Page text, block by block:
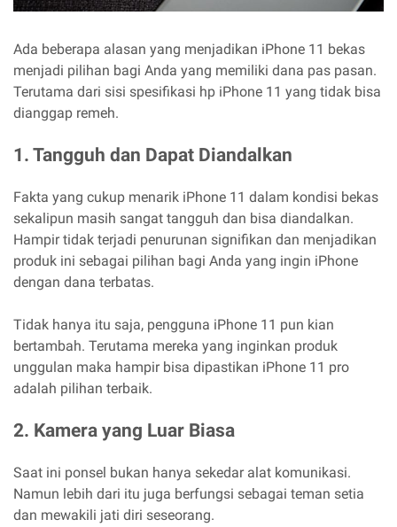
Ada beberapa alasan yang menjadikan iPhone 11 bekas
menjadi pilihan bagi Anda yang memiliki dana pas pasan.
Terutama dari sisi spesifikasi hp iPhone 11 yang tidak bisa
dianggap remeh.
1. Tangguh dan Dapat Diandalkan
Fakta yang cukup menarik iPhone 11 dalam kondisi bekas
sekalipun masih sangat tangguh dan bisa diandalkan.
Hampir tidak terjadi penurunan signifikan dan menjadikan
produk ini sebagai pilihan bagi Anda yang ingin iPhone
dengan dana terbatas.
Tidak hanya itu saja, pengguna iPhone 11 pun kian
bertambah. Terutama mereka yang inginkan produk
unggulan maka hampir bisa dipastikan iPhone 11 pro
adalah pilihan terbaik.
2. Kamera yang Luar Biasa
Saat ini ponsel bukan hanya sekedar alat komunikasi.
Namun lebih dari itu juga berfungsi sebagai teman setia
dan mewakili jati diri seseorang.